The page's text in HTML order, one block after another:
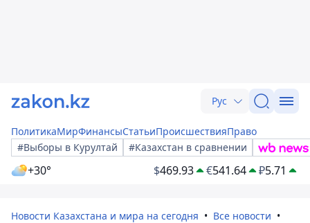
Рус
ПолитикаМирФинансыСтатьиПроисшествияПраво
#Выборы в Курултай
#Казахстан в сравнении
+30° $469.93 €541.64 ₽5.71
Новости Казахстана и мира на сегодня
Все новости